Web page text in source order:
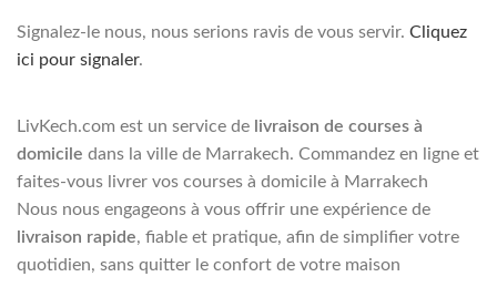
Signalez-le nous, nous serions ravis de vous servir. Cliquez
ici pour signaler.
LivKech.com est un service de livraison de courses à
domicile dans la ville de Marrakech. Commandez en ligne et
faites-vous livrer vos courses à domicile à Marrakech
Nous nous engageons à vous offrir une expérience de
livraison rapide, fiable et pratique, afin de simplifier votre
quotidien, sans quitter le confort de votre maison